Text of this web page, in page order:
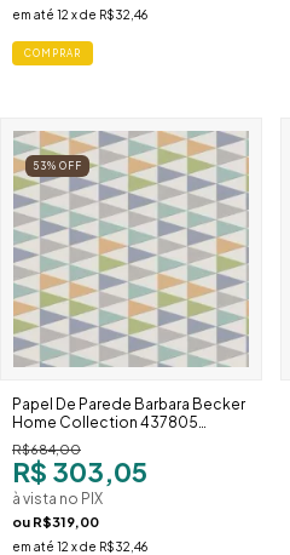
em até 12 x de R$32,46
53% OFF
Papel De Parede Barbara Becker
Home Collection 437805
Geométrico Colorido Triângulos
Vibrantes
R$684,00
R$ 303,05
à vista no PIX
ou R$319,00
em até 12 x de R$32,46